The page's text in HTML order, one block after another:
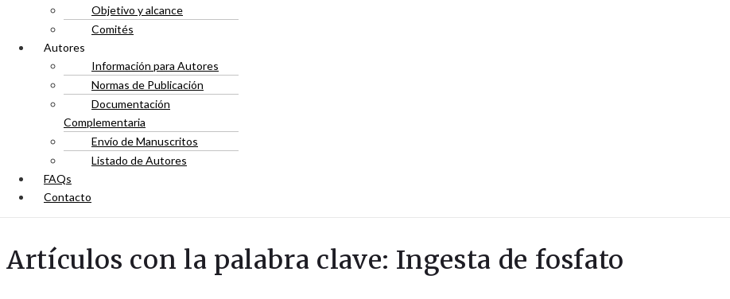
Objetivo y alcance
Comités
Autores
Información para Autores
Normas de Publicación
Documentación
Complementaria
Envío de Manuscritos
Listado de Autores
FAQs
Contacto
Artículos con la palabra clave: Ingesta de fosfato